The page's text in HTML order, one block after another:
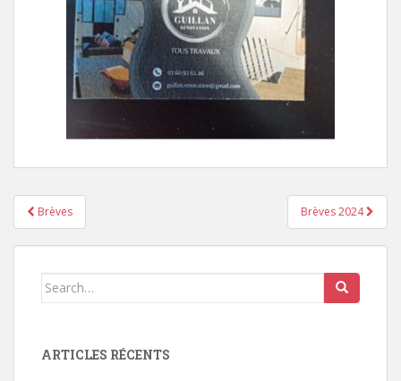
Pagination d'article
Brèves Brèves 2024
Search for:
ARTICLES RÉCENTS